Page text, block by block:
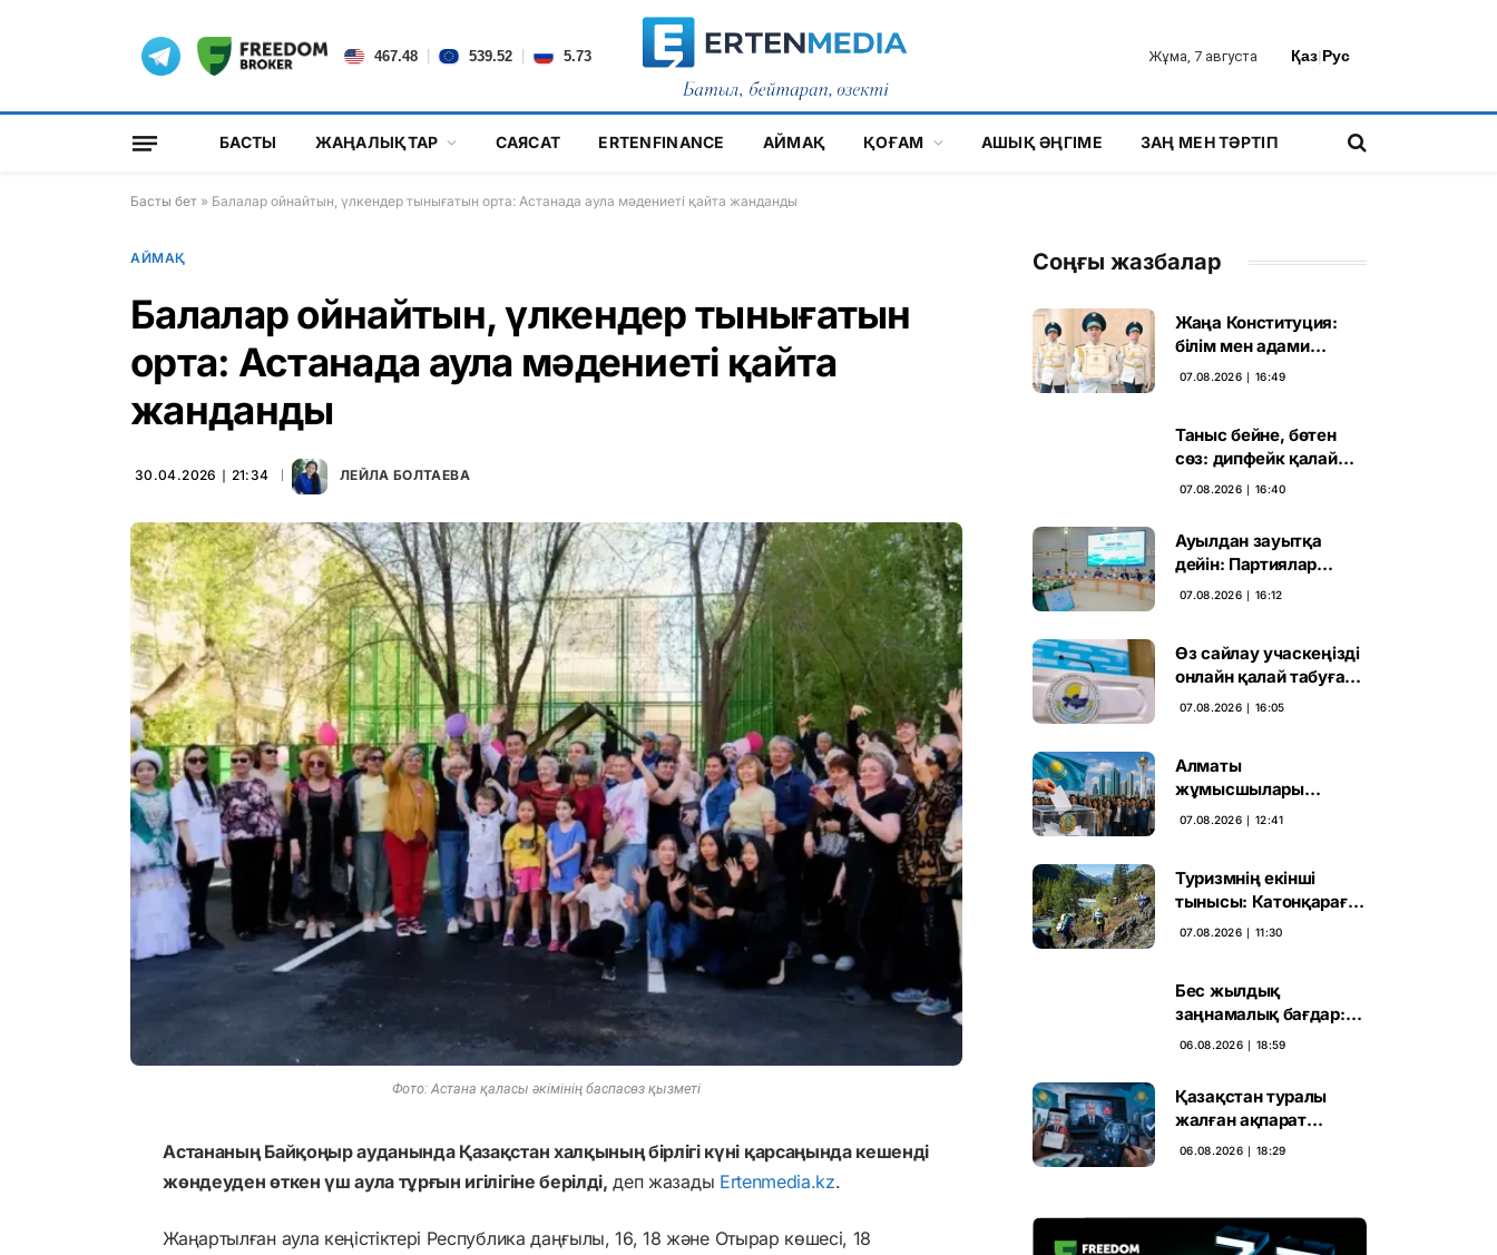
467.48 539.52 5.73 Жұма, 7 августа Қаз|Рус
БАСТЫ ЖАҢАЛЫҚТАР САЯСАТ ERTENFINANCE АЙМАҚ ҚОҒАМ АШЫҚ ӘҢГІМЕ ЗАҢ МЕН ТӘРТІП
Басты бет » Балалар ойнайтын, үлкендер тынығатын орта: Астанада аула мәдениеті қайта жанданды
АЙМАҚ
Балалар ойнайтын, үлкендер тынығатын
орта: Астанада аула мәдениеті қайта
жанданды
30.04.2026 ∣ 21:34 ЛЕЙЛА БОЛТАЕВА
Фото: Астана қаласы әкімінің баспасөз қызметі
Астананың Байқоңыр ауданында Қазақстан халқының бірлігі күні қарсаңында кешенді
жөндеуден өткен үш аула тұрғын игілігіне берілді, деп жазады Ertenmedia.kz.
Жаңартылған аула кеңістіктері Республика даңғылы, 16, 18 және Отырар көшесі, 18
Соңғы жазбалар
Жаңа Конституция:
білім мен адами
капиталға салынған
07.08.2026 ∣ 16:49
Таныс бейне, бөтен
сөз: дипфейк қалай
жұмыс істейді
07.08.2026 ∣ 16:40
Ауылдан зауытқа
дейін: Партиялар
сайлаушымен бетпе-
07.08.2026 ∣ 16:12
Өз сайлау учаскеңізді
онлайн қалай табуға
болады
07.08.2026 ∣ 16:05
Алматы
жұмысшылары
Құрылтай сайлауына
07.08.2026 ∣ 12:41
Туризмнің екінші
тынысы: Катонқарағай
мен Марқакөлге
07.08.2026 ∣ 11:30
Бес жылдық
заңнамалық бағдар:
Мелконян Құрылтай
06.08.2026 ∣ 18:59
Қазақстан туралы
жалған ақпарат
таратқан дипфейктер
06.08.2026 ∣ 18:29